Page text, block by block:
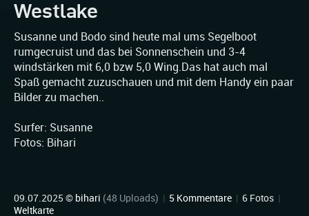
Westlake
Susanne und Bodo sind heute mal ums Segelboot
rumgecruist und das bei Sonnenschein und 3-4
windstärken mit 6,0 bzw 5,0 Wing.Das hat auch mal
Spaß gemacht zuzuschauen und mit dem Handy ein paar
Bilder zu machen..
Surfer: Susanne
Fotos: Bihari
09.07.2025 © bihari (48 Uploads) | 5 Kommentare | 6 Fotos |
Weltkarte